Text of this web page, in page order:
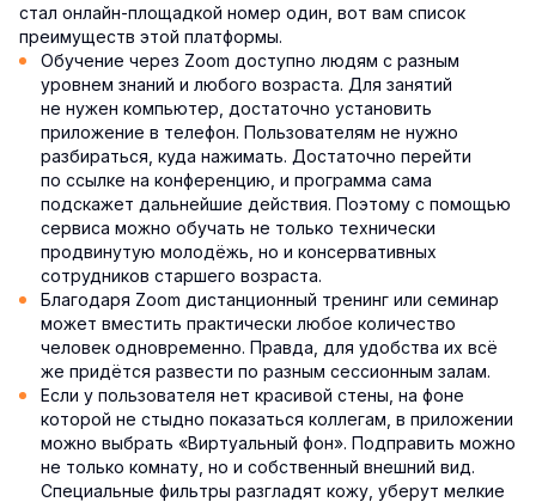
стал онлайн-площадкой номер один, вот вам список
преимуществ этой платформы.
Обучение через Zoom доступно людям с разным
уровнем знаний и любого возраста. Для занятий
не нужен компьютер, достаточно установить
приложение в телефон. Пользователям не нужно
разбираться, куда нажимать. Достаточно перейти
по ссылке на конференцию, и программа сама
подскажет дальнейшие действия. Поэтому с помощью
сервиса можно обучать не только технически
продвинутую молодёжь, но и консервативных
сотрудников старшего возраста.
Благодаря Zoom дистанционный тренинг или семинар
может вместить практически любое количество
человек одновременно. Правда, для удобства их всё
же придётся развести по разным сессионным залам.
Если у пользователя нет красивой стены, на фоне
которой не стыдно показаться коллегам, в приложении
можно выбрать «Виртуальный фон». Подправить можно
не только комнату, но и собственный внешний вид.
Специальные фильтры разгладят кожу, уберут мелкие